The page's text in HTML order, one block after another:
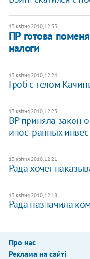
13 квітня 2010, 12:55
ПР готова
налоги
13 квітня 2010, 12:24
Гроб с телом
13 квітня 2010, 12:23
ВР приняла закон
иностранных
13 квітня 2010, 12:21
Рада хочет
13 квітня 2010, 12:18
Рада назначила
Про нас
Реклама на сайті